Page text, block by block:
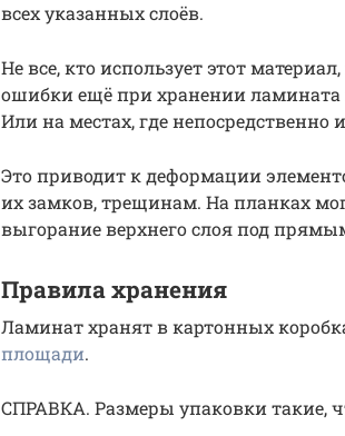
всех указанных слоёв.
Не все, кто использует этот
ошибки ещё при хранении ламината
Или на местах, где непосредственно
Это приводит к деформации
их замков, трещинам. На планках
выгорание верхнего слоя под
Правила хранения
Ламинат хранят в картонных
площади.
СПРАВКА. Размеры упаковки такие,